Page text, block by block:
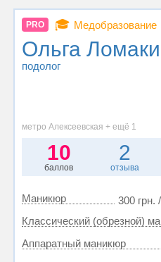
PRO 🎓 Медобразование
Ольга
подолог
метро Алексеевская + ещё 1
10
баллов
2
отзыва
Маникюр
300 грн.
Классический (обрезной)
Аппаратный маникюр